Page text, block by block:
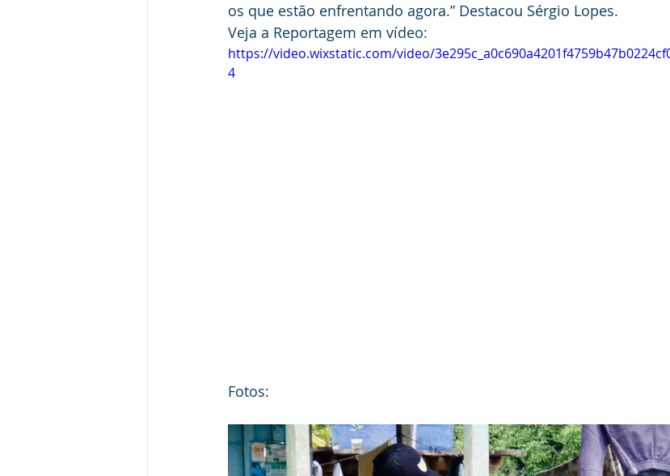
os que estão enfrentando agora.” Destacou Sérgio Lopes.
Veja a Reportagem em vídeo:
https://video.wixstatic.com/video/
4
Fotos: